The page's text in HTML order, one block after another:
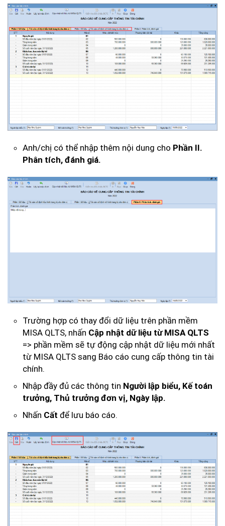
Anh/chị có thể nhập thêm nội dung cho Phần II.
Phân tích, đánh giá.
Trường hợp có thay đổi dữ liệu trên phần mềm
MISA QLTS, nhấn Cập nhật dữ liệu từ MISA QLTS
=> phần mềm sẽ tự động cập nhật dữ liệu mới nhất
từ MISA QLTS sang Báo cáo cung cấp thông tin tài
chính.
Nhập đầy đủ các thông tin Người lập biểu, Kế toán
trưởng, Thủ trưởng đơn vị, Ngày lập.
Nhấn Cất để lưu báo cáo.